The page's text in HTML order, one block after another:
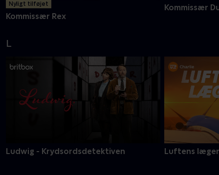
Nyligt tilføjet
Kommissær Rex
Kommissær
L
Ludwig - Krydsordsdetektiven Luftens læger